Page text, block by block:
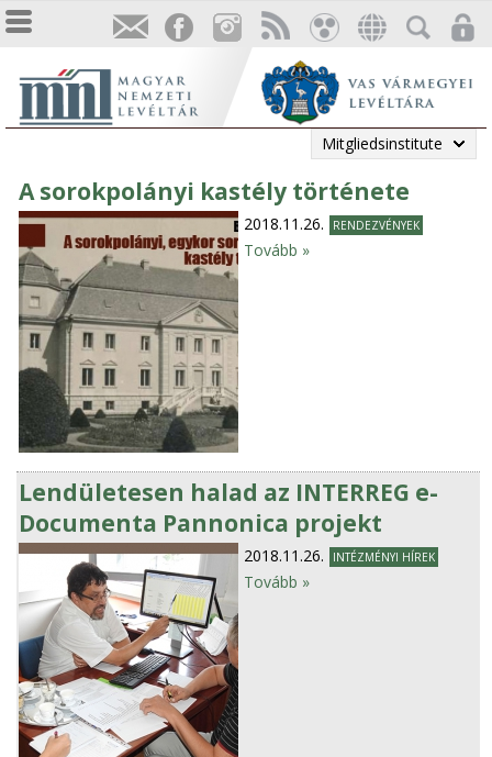
Mitgliedsinstitute
A sorokpolányi kastély története
2018.11.26. RENDEZVÉNYEK
Tovább »
Lendületesen halad az INTERREG e-
Documenta Pannonica projekt
2018.11.26. INTÉZMÉNYI HÍREK
Tovább »